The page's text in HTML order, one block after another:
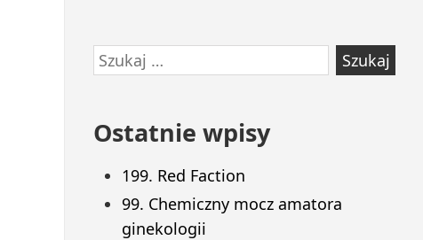
Przejdź
do
Szukaj:
Ostatnie wpisy
199. Red Faction
99. Chemiczny mocz amatora
ginekologii